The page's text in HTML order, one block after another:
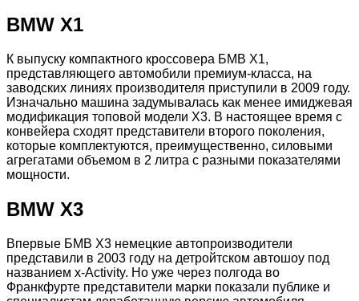
BMW X1
К выпуску компактного кроссовера БМВ Х1,
представляющего автомобили премиум-класса, на
заводских линиях производителя приступили в 2009 году.
Изначально машина задумывалась как менее имиджевая
модификация топовой модели X3. В настоящее время с
конвейера сходят представители второго поколения,
которые комплектуются, преимущественно, силовыми
агрегатами объемом в 2 литра с разными показателями
мощности.
BMW X3
Впервые БМВ Х3 немецкие автопроизводители
представили в 2003 году на детройтском автошоу под
названием x-Activity. Но уже через полгода во
Франкфурте представители марки показали публике и